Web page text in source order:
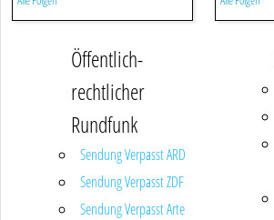
Öffentlich-
rechtlicher
Rundfunk
Sendung Verpasst ARD
Sendung Verpasst ZDF
Sendung Verpasst Arte